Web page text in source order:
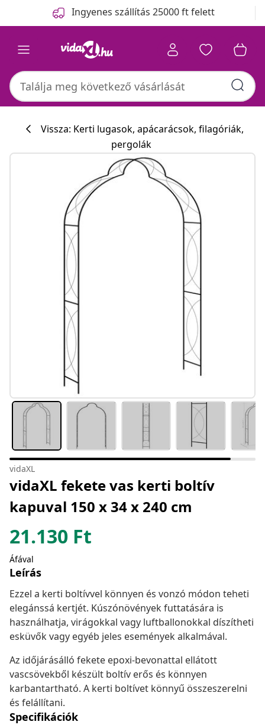
Ingyenes szállítás 25000 ft felett
Vissza: Kerti lugasok, apácarácsok, filagóriák,
pergolák
vidaXL
vidaXL fekete vas kerti boltív
kapuval 150 x 34 x 240 cm
21.130 Ft
Áfával
Leírás
Ezzel a kerti boltívvel könnyen és vonzó módon teheti
elegánssá kertjét. Kúszónövények futtatására is
használhatja, virágokkal vagy luftballonokkal díszítheti
esküvők vagy egyéb jeles események alkalmával.
Az időjárásálló fekete epoxi-bevonattal ellátott
vascsövekből készült boltív erős és könnyen
karbantartható. A kerti boltívet könnyű összeszerelni
és felállítani.
Specifikációk